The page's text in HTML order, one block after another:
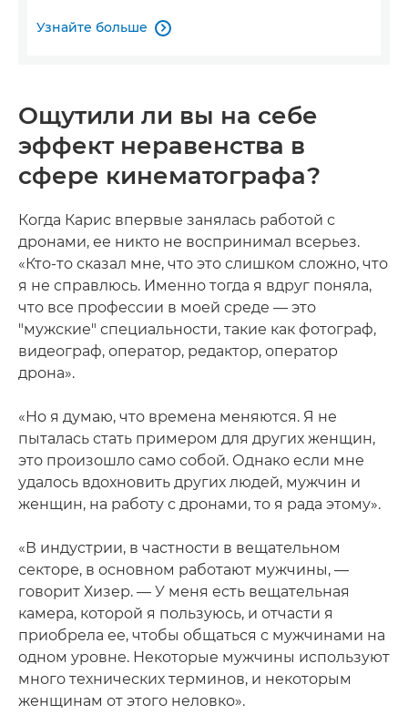
Узнайте больше 
Ощутили ли вы на себе
эффект неравенства в
сфере кинематографа?
Когда Карис впервые занялась работой с
дронами, ее никто не воспринимал всерьез.
«Кто-то сказал мне, что это слишком сложно, что
я не справлюсь. Именно тогда я вдруг поняла,
что все профессии в моей среде — это
"мужские" специальности, такие как фотограф,
видеограф, оператор, редактор, оператор
дрона».
«Но я думаю, что времена меняются. Я не
пыталась стать примером для других женщин,
это произошло само собой. Однако если мне
удалось вдохновить других людей, мужчин и
женщин, на работу с дронами, то я рада этому».
«В индустрии, в частности в вещательном
секторе, в основном работают мужчины, —
говорит Хизер. — У меня есть вещательная
камера, которой я пользуюсь, и отчасти я
приобрела ее, чтобы общаться с мужчинами на
одном уровне. Некоторые мужчины используют
много технических терминов, и некоторым
женщинам от этого неловко».